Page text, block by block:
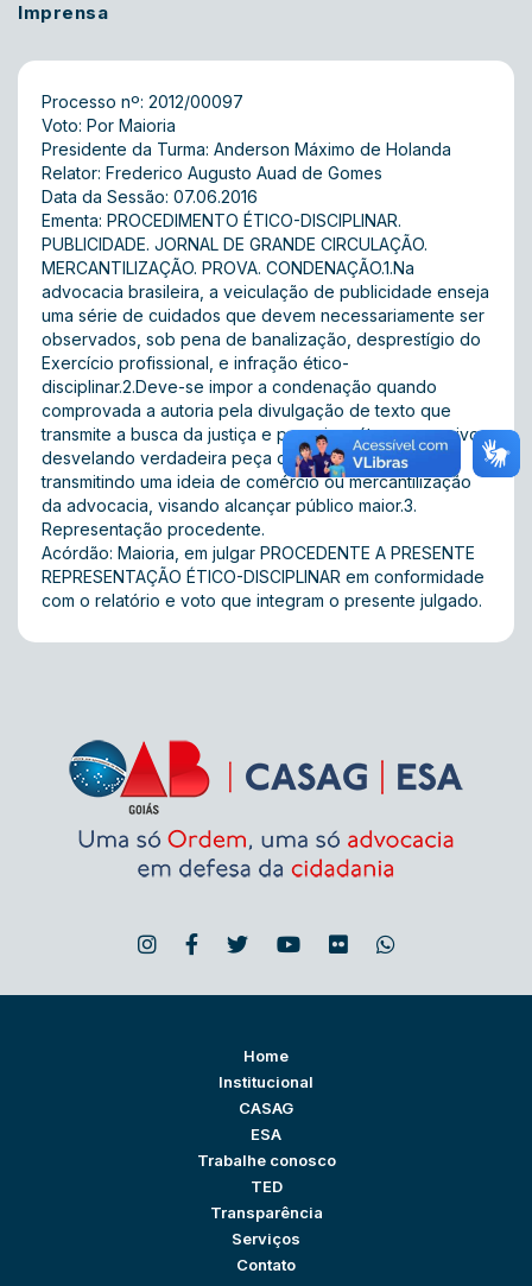
Imprensa
Processo nº: 2012/00097
Voto: Por Maioria
Presidente da Turma: Anderson Máximo de Holanda
Relator: Frederico Augusto Auad de Gomes
Data da Sessão: 07.06.2016
Ementa: PROCEDIMENTO ÉTICO-DISCIPLINAR.
PUBLICIDADE. JORNAL DE GRANDE CIRCULAÇÃO.
MERCANTILIZAÇÃO. PROVA. CONDENAÇÃO.1.Na
advocacia brasileira, a veiculação de publicidade enseja
uma série de cuidados que devem necessariamente ser
observados, sob pena de banalização, desprestígio do
Exercício profissional, e infração ético-
disciplinar.2.Deve-se impor a condenação quando
comprovada a autoria pela divulgação de texto que
transmite a busca da justiça e possui caráter persuasivo,
desvelando verdadeira peça de propaganda, e
transmitindo uma ideia de comércio ou mercantilização
da advocacia, visando alcançar público maior.3.
Representação procedente.
Acórdão: Maioria, em julgar PROCEDENTE A PRESENTE
REPRESENTAÇÃO ÉTICO-DISCIPLINAR em conformidade
com o relatório e voto que integram o presente julgado.
Home
Institucional
CASAG
ESA
Trabalhe conosco
TED
Transparência
Serviços
Contato